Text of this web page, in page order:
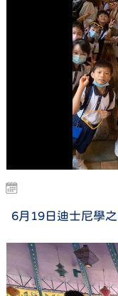
6月19日迪士尼學